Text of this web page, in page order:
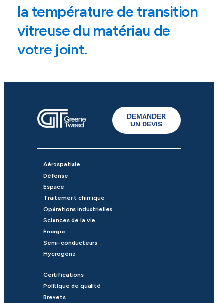
la température de transition
vitreuse du matériau de
votre joint.
DEMANDER
UN DEVIS
Aérospatiale
Défense
Espace
Traitement chimique
Opérations industrielles
Sciences de la vie
Énergie
Semi-conducteurs
Hydrogène
Certifications
Politique de qualité
Brevets